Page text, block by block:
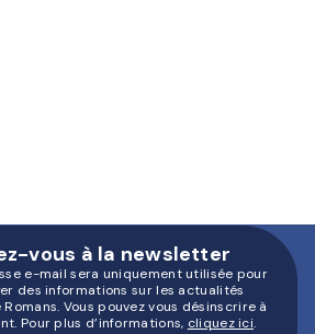
vous à la newsletter
e-mail sera uniquement utilisée pour
des informations sur les actualités
Vous pouvez vous désinscrire à
Pour plus d’informations, cliquez ici.